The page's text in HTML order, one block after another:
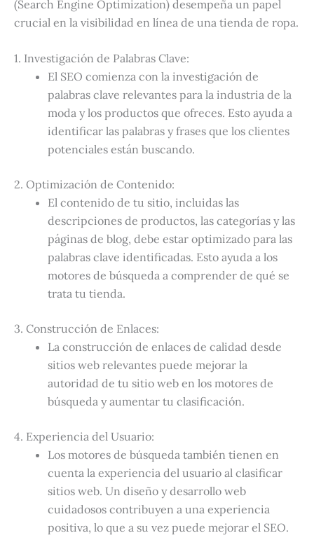
(Search Engine Optimization) desempeña un papel
crucial en la visibilidad en línea de una tienda de ropa.
1. Investigación de Palabras Clave:
El SEO comienza con la investigación de
palabras clave relevantes para la industria de la
moda y los productos que ofreces. Esto ayuda a
identificar las palabras y frases que los clientes
potenciales están buscando.
2. Optimización de Contenido:
El contenido de tu sitio, incluidas las
descripciones de productos, las categorías y las
páginas de blog, debe estar optimizado para las
palabras clave identificadas. Esto ayuda a los
motores de búsqueda a comprender de qué se
trata tu tienda.
3. Construcción de Enlaces:
La construcción de enlaces de calidad desde
sitios web relevantes puede mejorar la
autoridad de tu sitio web en los motores de
búsqueda y aumentar tu clasificación.
4. Experiencia del Usuario:
Los motores de búsqueda también tienen en
cuenta la experiencia del usuario al clasificar
sitios web. Un diseño y desarrollo web
cuidadosos contribuyen a una experiencia
positiva, lo que a su vez puede mejorar el SEO.